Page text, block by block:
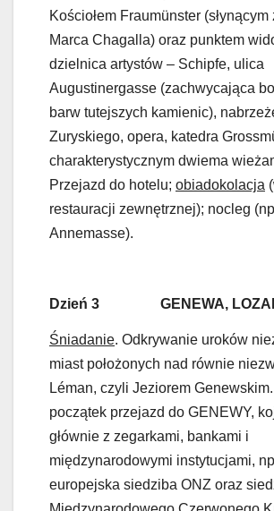
Kościołem Fraumünster
Marca Chagalla) oraz punktem
dzielnica artystów – Schipfe, ulica
Augustinergasse (zachwycająca
barw tutejszych kamienic),
Zuryskiego, opera, katedra
charakterystycznym dwiema
Przejazd do hotelu; obiadokolacja
restauracji zewnętrznej); nocleg
Annemasse).
Dzień 3 GENEWA,
Śniadanie. Odkrywanie uroków
miast położonych nad równie
Léman, czyli Jeziorem
początek przejazd do GENEWY,
głównie z zegarkami, bankami i
międzynarodowymi instytucjami,
europejska siedziba ONZ oraz